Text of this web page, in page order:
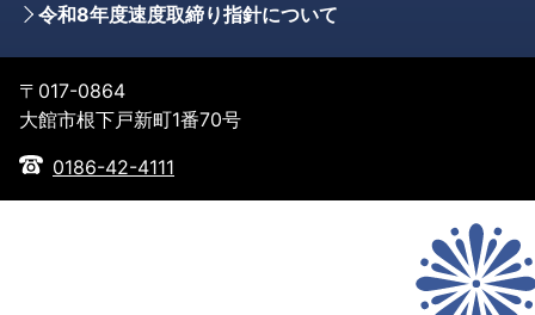
令和8年度速度取締り指針について
〒017-0864
大館市根下戸新町1番70号
0186-42-4111